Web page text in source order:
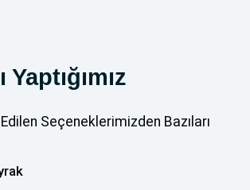
Yaptığımız
Seçeneklerimizden Bazıları